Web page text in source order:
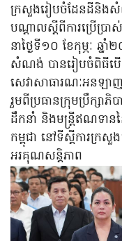
ក្រសួង​រៀប​ចំ​ដែនដី​​និងសំ
បណ្តាលស្តីពីការប្រើប្
នាថ្ងៃ​ទី​១០ ខែ​កុម្ភៈ ឆ្
សំណង់​​ បានរៀបចំពិធីបើក
សេវាសាធារណៈអនឡ
រួមពីប្រធានក្រុមប្រឹក្សាភិ
ដឹកនាំ និងមន្រ្តីឥណទានន
កម្ពុជា នៅទីស្តីការក្រសួ
អរគុណសន្តិភាព